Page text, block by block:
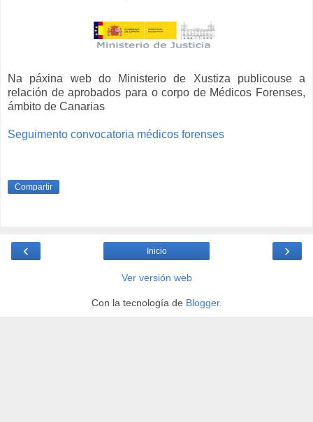
Na páxina web do Ministerio de Xustiza publicouse a
relación de aprobados para o corpo de Médicos Forenses,
ámbito de Canarias
Seguimento convocatoria médicos forenses
Compartir
‹ ›
Inicio
Ver versión web
Con la tecnología de Blogger.